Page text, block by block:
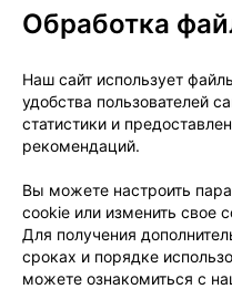
Пациенты пожилого
Корректировка дозы
возраста не требуется.
Безопасность и
препарата Лизирет у
18 лет не установлена.
Обработка
Наш сайт использует
удобства пользователей
статистики и
рекомендаций.
Вы можете настроить
cookie или изменить свое
Для получения
сроках и порядке
можете ознакомиться с